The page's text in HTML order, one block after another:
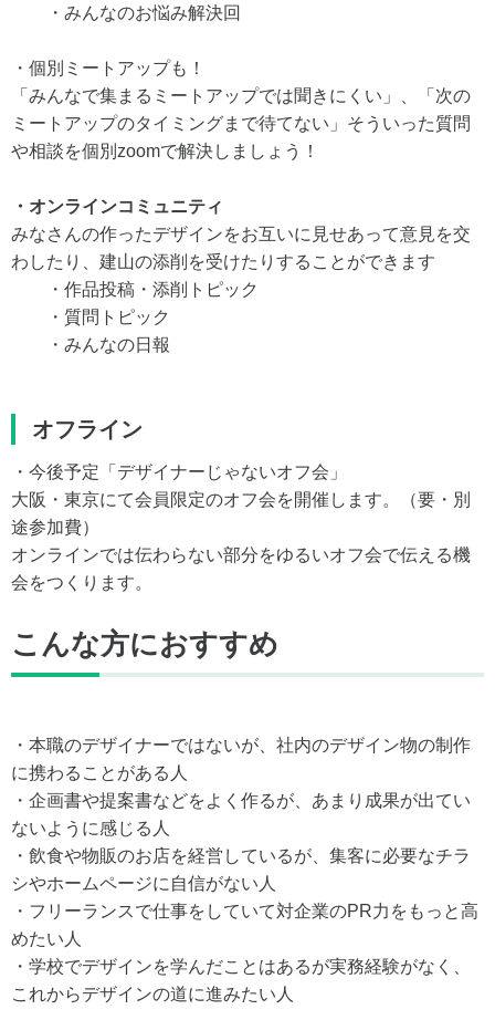
・みんなのお悩み解決回
・個別ミートアップも！
「みんなで集まるミートアップでは聞きにくい」、「次の
ミートアップのタイミングまで待てない」そういった質問
や相談を個別zoomで解決しましょう！
・オンラインコミュニティ
みなさんの作ったデザインをお互いに見せあって意見を交
わしたり、建山の添削を受けたりすることができます
・作品投稿・添削トピック
・質問トピック
・みんなの日報
オフライン
・今後予定「デザイナーじゃないオフ会」
大阪・東京にて会員限定のオフ会を開催します。（要・別
途参加費）
オンラインでは伝わらない部分をゆるいオフ会で伝える機
会をつくります。
こんな方におすすめ
・本職のデザイナーではないが、社内のデザイン物の制作
に携わることがある人
・企画書や提案書などをよく作るが、あまり成果が出てい
ないように感じる人
・飲食や物販のお店を経営しているが、集客に必要なチラ
シやホームページに自信がない人
・フリーランスで仕事をしていて対企業のPR力をもっと高
めたい人
・学校でデザインを学んだことはあるが実務経験がなく、
これからデザインの道に進みたい人